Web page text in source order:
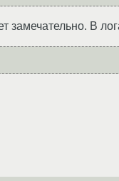
замечательно. В